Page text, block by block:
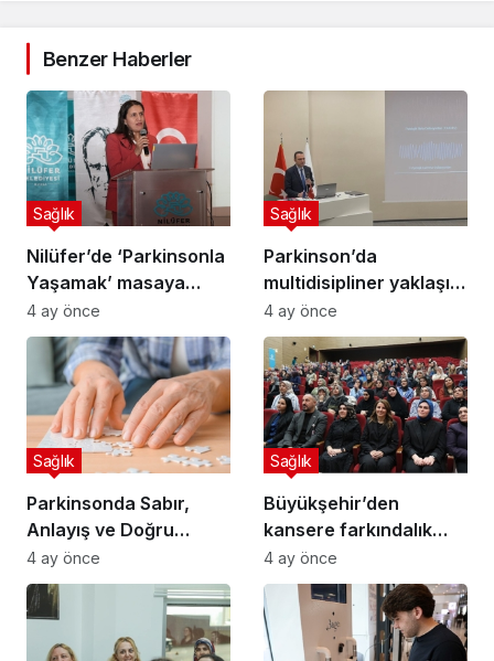
Benzer Haberler
Nilüfer’de ‘Parkinsonla
Yaşamak’ masaya
yatırıldı
Sağlık
4 ay önce
Parkinson’da
multidisipliner yaklaşım
yaşam kalitesini
iyileştiriyor
Sağlık
4 ay önce
Parkinsonda Sabır,
Anlayış ve Doğru
Tedavi Hayat
Değiştiriyor
Sağlık
4 ay önce
Büyükşehir’den
kansere farkındalık
çağrısı
Sağlık
4 ay önce